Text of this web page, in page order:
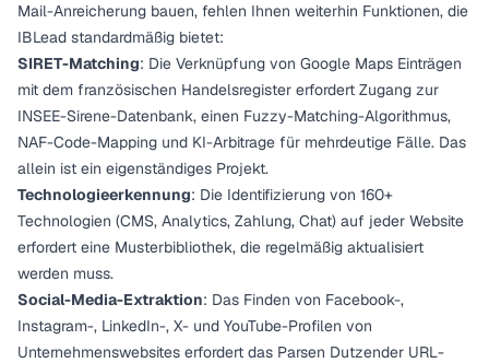
Mail-Anreicherung bauen, fehlen Ihnen weiterhin Funktionen, die
IBLead standardmäßig bietet:
SIRET-Matching: Die Verknüpfung von Google Maps Einträgen
mit dem französischen Handelsregister erfordert Zugang zur
INSEE-Sirene-Datenbank, einen Fuzzy-Matching-Algorithmus,
NAF-Code-Mapping und KI-Arbitrage für mehrdeutige Fälle. Das
allein ist ein eigenständiges Projekt.
Technologieerkennung: Die Identifizierung von 160+
Technologien (CMS, Analytics, Zahlung, Chat) auf jeder Website
erfordert eine Musterbibliothek, die regelmäßig aktualisiert
werden muss.
Social-Media-Extraktion: Das Finden von Facebook-,
Instagram-, LinkedIn-, X- und YouTube-Profilen von
Unternehmenswebsites erfordert das Parsen Dutzender URL-